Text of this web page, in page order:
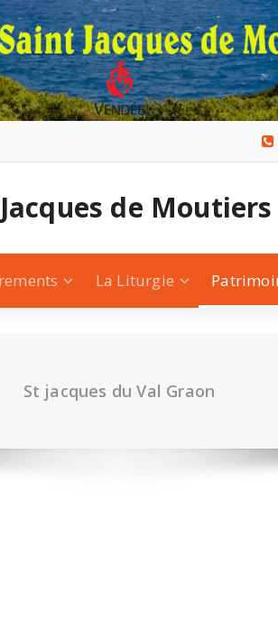
de Moutiers
La Liturgie
St jacques du Val Graon